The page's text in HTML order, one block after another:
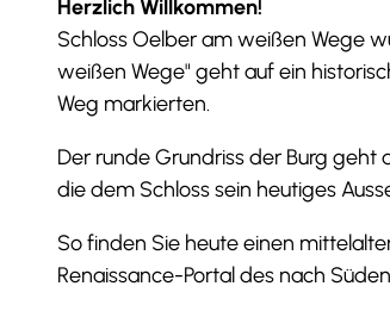
Herzlich Willkommen!
Schloss Oelber am weißen Wege
weißen Wege" geht auf ein
Weg markierten.
Der runde Grundriss der Burg geht
die dem Schloss sein heutiges
So finden Sie heute einen
Renaissance-Portal des nach